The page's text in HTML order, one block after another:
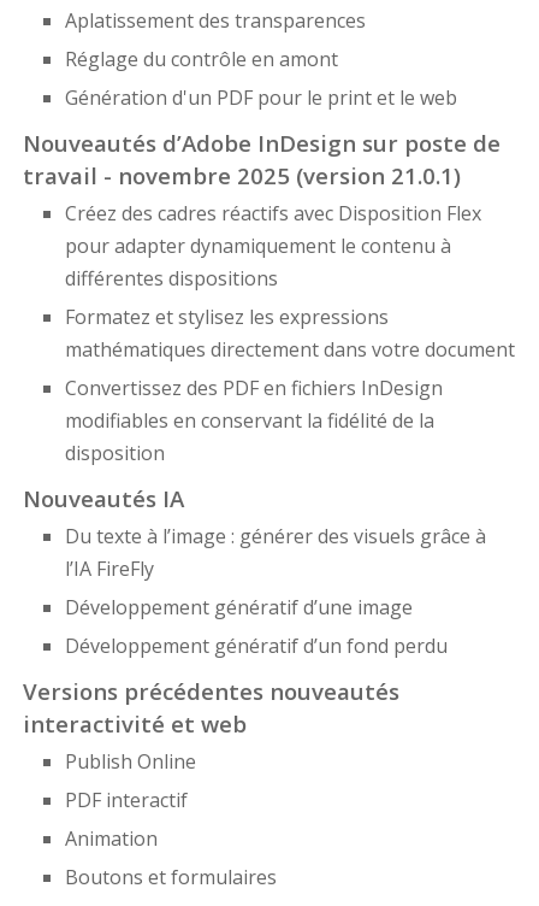
Aplatissement des transparences
Réglage du contrôle en amont
Génération d'un PDF pour le print et le web
Nouveautés d’Adobe InDesign sur poste de
travail - novembre 2025 (version 21.0.1)
Créez des cadres réactifs avec Disposition Flex
pour adapter dynamiquement le contenu à
différentes dispositions
Formatez et stylisez les expressions
mathématiques directement dans votre document
Convertissez des PDF en fichiers InDesign
modifiables en conservant la fidélité de la
disposition
Nouveautés IA
Du texte à l’image : générer des visuels grâce à
l’IA FireFly
Développement génératif d’une image
Développement génératif d’un fond perdu
Versions précédentes nouveautés
interactivité et web
Publish Online
PDF interactif
Animation
Boutons et formulaires